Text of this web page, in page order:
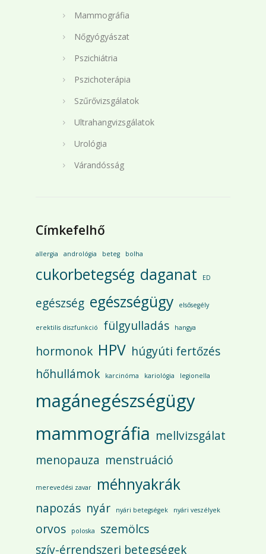
Mammográfia
Nőgyógyászat
Pszichiátria
Pszichoterápia
Szűrővizsgálatok
Ultrahangvizsgálatok
Urológia
Várandósság
Címkefelhő
allergia andrológia beteg bolha
cukorbetegség daganat ED
egészség egészségügy elsősegély
erektilis diszfunkció fülgyulladás hangya
hormonok HPV húgyúti fertőzés
hőhullámok
karcinóma kariológia legionella
magánegészségügy
mammográfia mellvizsgálat
menopauza menstruáció
merevedési zavar méhnyakrák
napozás nyár nyári betegségek nyári veszélyek
orvos poloska
szemölcs
szív-érrendszeri betegségek